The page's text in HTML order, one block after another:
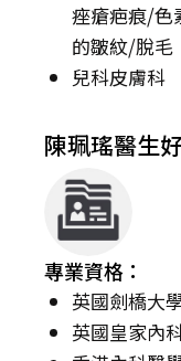
痤瘡疤痕/色
的皺紋/脫毛
兒科皮膚科
陳珮瑤醫生
專業資格：
英國劍橋大
英國皇家內